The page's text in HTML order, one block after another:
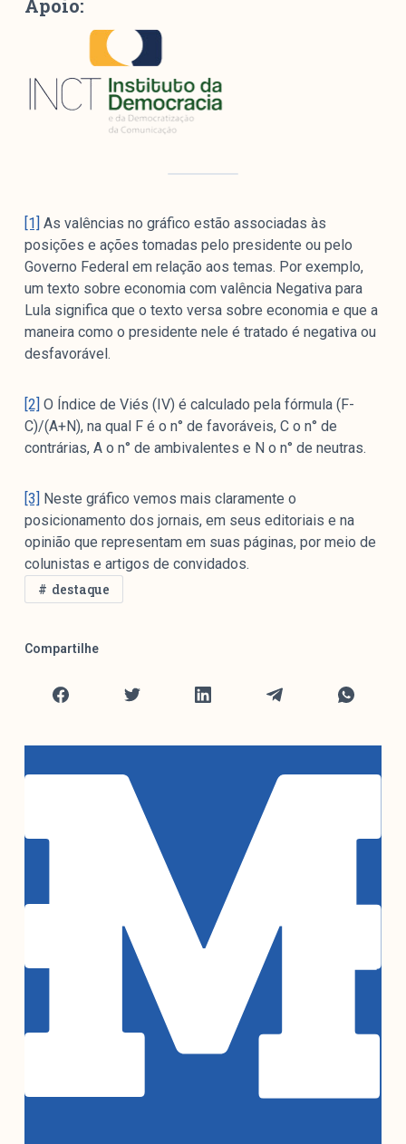
Apoio:
[1] As valências no gráfico estão associadas às
posições e ações tomadas pelo presidente ou pelo
Governo Federal em relação aos temas. Por exemplo,
um texto sobre economia com valência Negativa para
Lula significa que o texto versa sobre economia e que a
maneira como o presidente nele é tratado é negativa ou
desfavorável.
[2] O Índice de Viés (IV) é calculado pela fórmula (F-
C)/(A+N), na qual F é o n° de favoráveis, C o n° de
contrárias, A o n° de ambivalentes e N o n° de neutras.
[3]
Neste gráfico vemos mais claramente o
posicionamento dos jornais, em seus editoriais e na
opinião que representam em suas páginas, por meio de
colunistas e artigos de convidados.
destaque
Compartilhe